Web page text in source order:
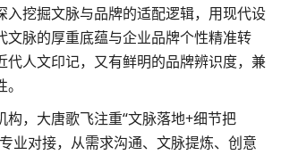
入挖掘文脉与品牌的适配逻辑，用现代设
文脉的厚重底蕴与企业品牌个性精准转
代人文印记，又有鲜明的品牌辨识度，兼
构，大唐歌飞注重“文脉落地+细节把
业对接，从需求沟通、文脉提炼、创意